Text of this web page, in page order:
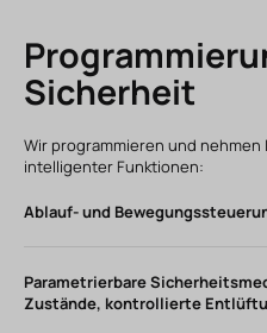
Sicherheit
Wir programmieren und nehmen
intelligenter Funktionen:
Ablauf- und
Parametrierbare
Zustände, kontrollierte